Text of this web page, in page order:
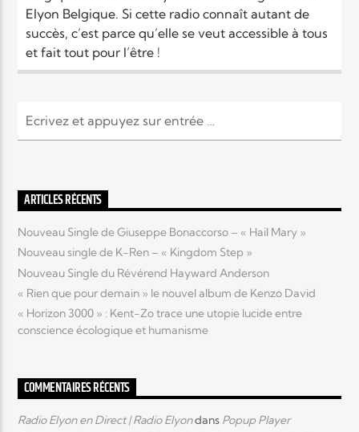
Elyon Live
Elyon Belgique. Si cette radio connaît autant de
succès, c’est parce qu’elle se veut accessible à tous
et fait tout pour l’être !
ARTICLES RÉCENTS
Nouveau Single de Giuseppe Bonaccorso – « Hail Mary »
Nouveau single de K-Ren – « Kingdom Step »
Nouveau Single du Révérend Hayward Anderson
« Rien que pour demain » le nouvel album de Kenzo David
« Horizon 3000 » : Kent-Zo trace une utopie lucide entre
conscience écologique et humanisme
COMMENTAIRES RÉCENTS
Radio Elyon en Direct | Radio Elyondans Popup Player